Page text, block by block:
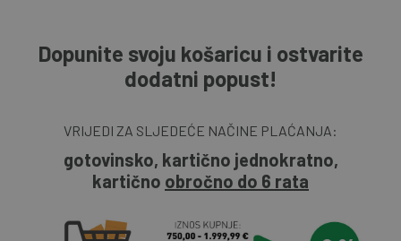
Dopunite svoju košaricu i ostvarite
dodatni popust!
VRIJEDI ZA SLJEDEĆE NAČINE PLAĆANJA:
gotovinsko, kartično jednokratno,
kartično obročno do 6 rata